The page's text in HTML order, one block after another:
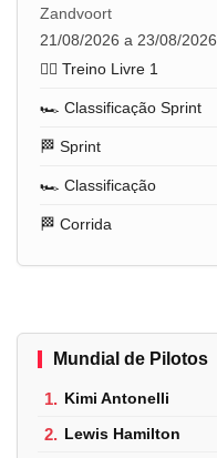
Zandvoort
21/08/2026 a 23/08/2026
🏋️‍♂️ Treino Livre 1
🏎️ Classificação Sprint
🏁 Sprint
🏎️ Classificação
🏁 Corrida
Mundial de Pilotos
1. Kimi Antonelli
2. Lewis Hamilton